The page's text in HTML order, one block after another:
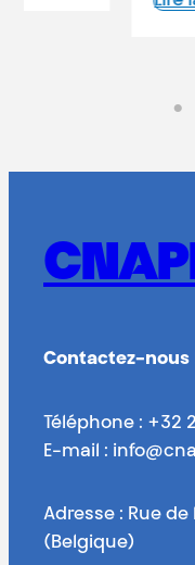
Contactez-nous
Téléphone : +32
E-mail :
Adresse : Rue de
(Belgique)